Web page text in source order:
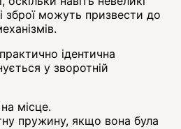
зброї можуть призвести до
ідентична
у зворотній
місце.
пружину, якщо вона була